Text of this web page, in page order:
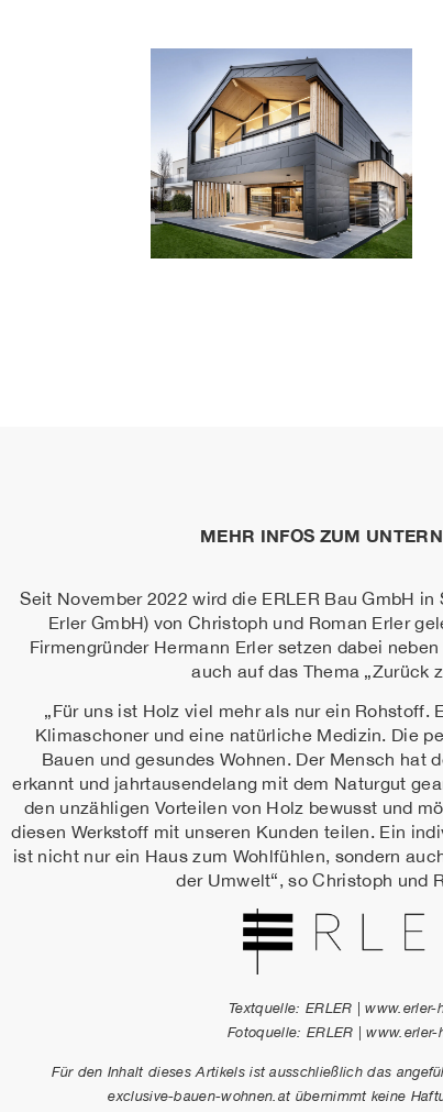
MEHR INFOS ZUM
Seit November 2022 wird die ERLER Bau GmbH
Erler GmbH) von Christoph und Roman Erler
Firmengründer Hermann Erler setzen dabei
auch auf das Thema „Zurück
„Für uns ist Holz viel mehr als nur ein Rohstoff.
Klimaschoner und eine natürliche Medizin. Die
Bauen und gesundes Wohnen. Der Mensch hat
erkannt und jahrtausendelang mit dem Naturgut
den unzähligen Vorteilen von Holz bewusst und
diesen Werkstoff mit unseren Kunden teilen. Ein
ist nicht nur ein Haus zum Wohlfühlen, sondern
der Umwelt“, so Christoph und
Textquelle: ERLER | www.erler-
Fotoquelle: ERLER | www.erler-
Für den Inhalt dieses Artikels ist ausschließlich das
exclusive-bauen-wohnen.at übernimmt keine